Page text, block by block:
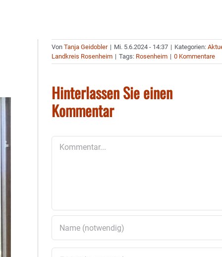
VonTanja Geidobler | Mi. 5.6.2024 - 14:37 | Kategorien:
Landkreis Rosenheim | Tags: Rosenheim | 0 Kommentare
Hinterlassen Sie einen
Kommentar